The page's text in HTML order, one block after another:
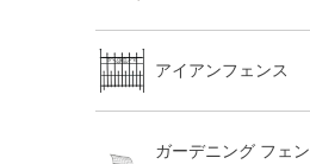
アイアンフェンス
ガーデニング フェン